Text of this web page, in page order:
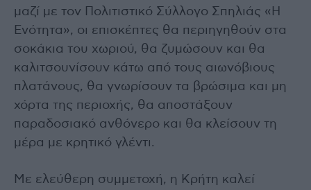
μαζί με τον Πολιτιστικό Σύλλογο Σπηλιάς «Η
Ενότητα», οι επισκέπτες θα περιηγηθούν στα
σοκάκια του χωριού, θα ζυμώσουν και θα
καλιτσουνίσουν κάτω από τους αιωνόβιους
πλατάνους, θα γνωρίσουν τα βρώσιμα και μη
χόρτα της περιοχής, θα αποστάξουν
παραδοσιακό ανθόνερο και θα κλείσουν τη
μέρα με κρητικό γλέντι.
Με ελεύθερη συμμετοχή, η Κρήτη καλεί